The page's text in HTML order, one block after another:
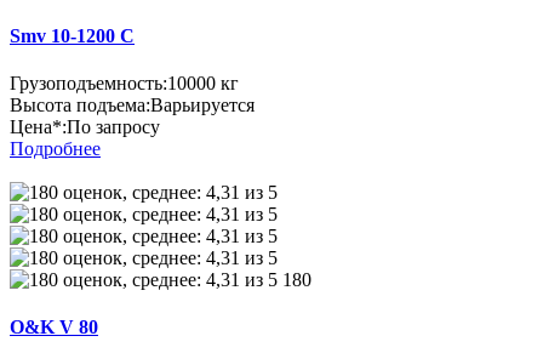
Smv 10-1200 C
Грузоподъемность:10000 кг
Высота подъема:Варьируется
Цена*:По запросу
Подробнее
180
O&K V 80